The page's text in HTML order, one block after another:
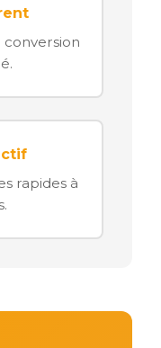
conversion
rapides à